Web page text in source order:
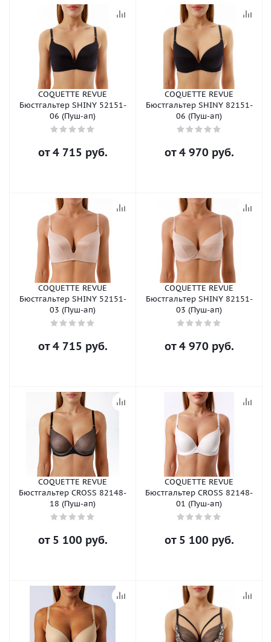
COQUETTE REVUE
Бюстгальтер SHINY 52151-
06 (Пуш-ап)
от4 715 руб.
COQUETTE REVUE
Бюстгальтер SHINY 82151-
06 (Пуш-ап)
от4 970 руб.
COQUETTE REVUE
Бюстгальтер SHINY 52151-
03 (Пуш-ап)
от4 715 руб.
COQUETTE REVUE
Бюстгальтер SHINY 82151-
03 (Пуш-ап)
от4 970 руб.
COQUETTE REVUE
Бюстгальтер CROSS 82148-
18 (Пуш-ап)
от 5 100 руб.
COQUETTE REVUE
Бюстгальтер CROSS 82148-
01 (Пуш-ап)
от 5 100 руб.